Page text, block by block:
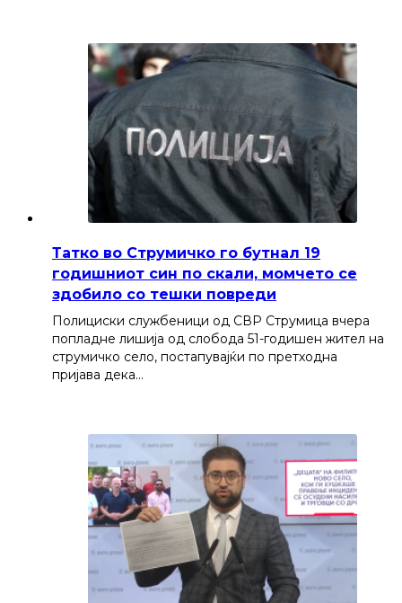
Татко во Струмичко го бутнал 19
годишниот син по скали, момчето се
здобило со тешки повреди
Полициски службеници од СВР Струмица вчера
попладне лишија од слобода 51-годишен жител на
струмичко село, постапувајќи по претходна
пријава дека…